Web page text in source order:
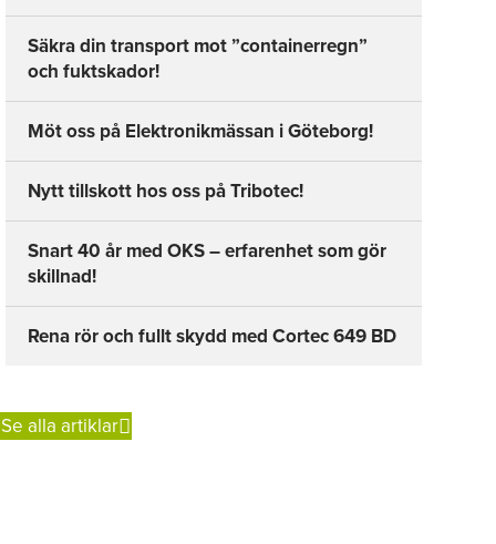
Säkra din transport mot ”containerregn”
och fuktskador!
Möt oss på Elektronikmässan i Göteborg!
Nytt tillskott hos oss på Tribotec!
Snart 40 år med OKS – erfarenhet som gör
skillnad!
Rena rör och fullt skydd med Cortec 649 BD
Se alla artiklar